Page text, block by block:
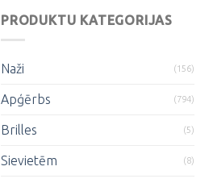
PRODUKTU KATEGORIJAS
Naži (156)
Apģērbs (794)
Brilles (5)
Sievietēm (8)